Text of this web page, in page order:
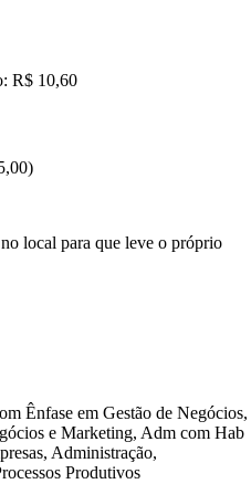
R$ 10,60
local para que leve o próprio
Ênfase em Gestão de Negócios,
e Marketing, Adm com Hab
Administração,
Produtivos